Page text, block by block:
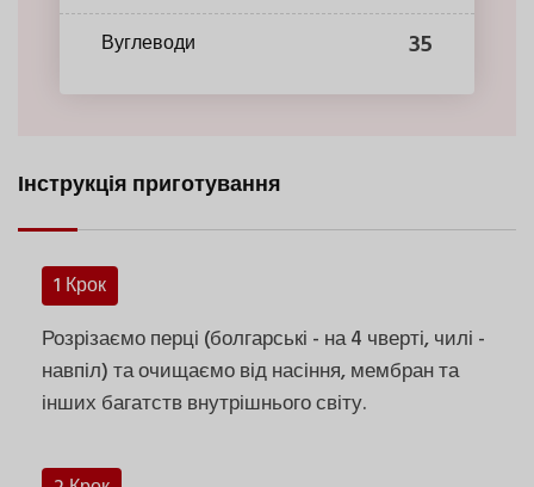
Вуглеводи 35
Інструкція приготування
1 Крок
Розрізаємо перці (болгарські - на 4 чверті, чилі -
навпіл) та очищаємо від насіння, мембран та
інших багатств внутрішнього світу.